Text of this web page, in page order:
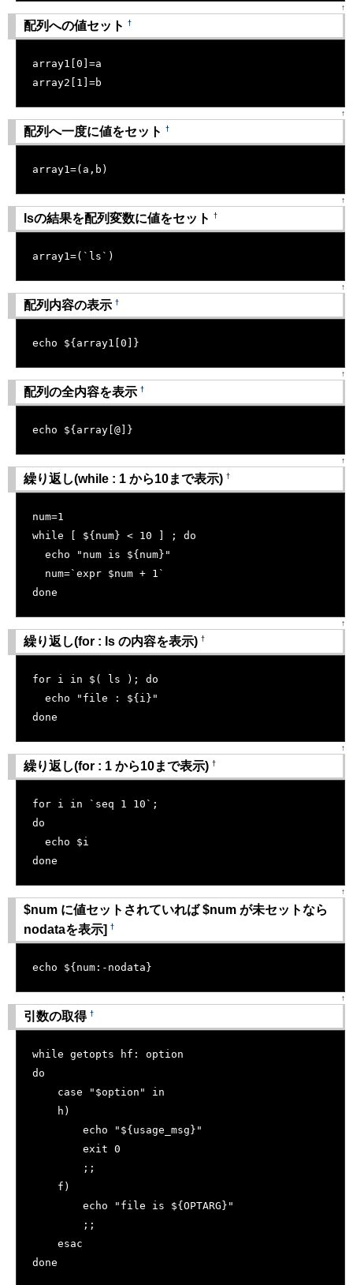
↑
配列への値セット †
array1[0]=a
array2[1]=b
↑
配列へ一度に値をセット †
array1=(a,b)
↑
lsの結果を配列変数に値をセット †
array1=(`ls`)
↑
配列内容の表示 †
echo ${array1[0]}
↑
配列の全内容を表示 †
echo ${array[@]}
↑
繰り返し(while : 1 から10まで表示) †
num=1
while [ ${num} < 10 ] ; do
  echo "num is ${num}"
  num=`expr $num + 1`
done
↑
繰り返し(for : ls の内容を表示) †
for i in $( ls ); do
  echo "file : ${i}"
done
↑
繰り返し(for : 1 から10まで表示) †
for i in `seq 1 10`;
do
  echo $i
done
↑
$num に値セットされていれば $num が未セットなら
nodataを表示] †
echo ${num:-nodata}
↑
引数の取得 †
while getopts hf: option
do
    case "$option" in
    h)
        echo "${usage_msg}"
        exit 0
        ;;
    f)
        echo "file is ${OPTARG}"
        ;;
    esac
done